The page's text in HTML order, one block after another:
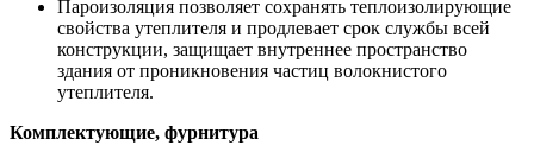
Пароизоляция позволяет сохранять теплоизолирующие
свойства утеплителя и продлевает срок службы всей
конструкции, защищает внутреннее пространство
здания от проникновения частиц волокнистого
утеплителя.
Комплектующие, фурнитура